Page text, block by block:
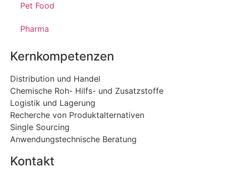
Pet Food
Pharma
Kernkompetenzen
Distribution und Handel
Chemische Roh- Hilfs- und Zusatzstoffe
Logistik und Lagerung
Recherche von Produktalternativen
Single Sourcing
Anwendungstechnische Beratung
Kontakt